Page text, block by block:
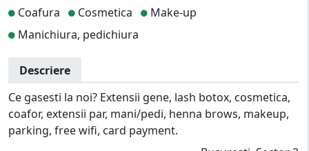
Coafura
Cosmetica
Make-up
Manichiura, pedichiura
Descriere
Ce gasesti la noi? Extensii gene, lash botox, cosmetica,
coafor, extensii par, mani/pedi, henna brows, makeup,
parking, free wifi, card payment.